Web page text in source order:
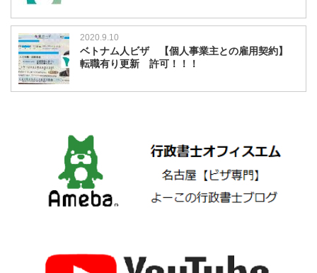
2020.9.10
ベトナム人ビザ 【個人事業主との雇用契約】
転職有り更新 許可！！！